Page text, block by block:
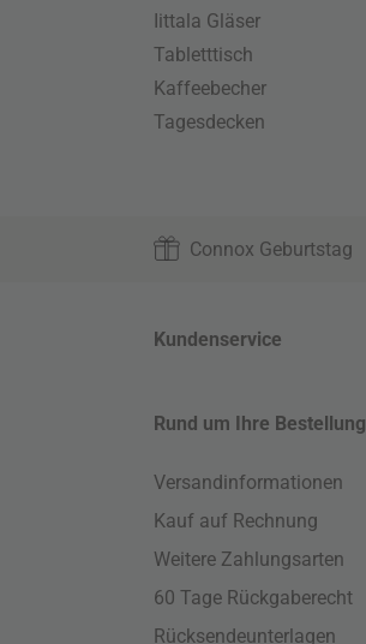
Iittala Gläser
Tabletttisch
Kaffeebecher
Tagesdecken
Connox Geburtstag
Kundenservice
Rund um Ihre Bestellung
Versandinformationen
Kauf auf Rechnung
Weitere Zahlungsarten
60 Tage Rückgaberecht
Rücksendeunterlagen